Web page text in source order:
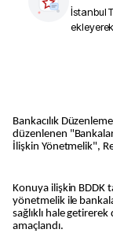
İstanbul
Bankacılık
düzenlenen
İlişkin Yönetmelik",
Konuya ilişkin BDDK
yönetmelik ile
sağlıklı hale
amaçlandı.